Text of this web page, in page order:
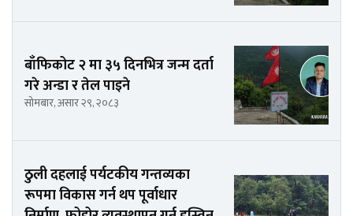
बाँफिकोट २ मा ३५ दिनभित्र जन्म दर्ता
गरे अन्डा र तेल पाइने
सोमबार, असार २९, २०८३
ठुली दहलाई पर्यटकीय गन्तव्यका
रूपमा विकास गर्न थप पूर्वाधार